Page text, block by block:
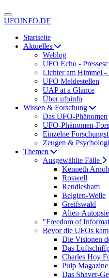
UFOINFO.DE
Startseite
Aktuelles
Weblog
UFO Echo -
Lichter am Himmel -
UFO Meldestellen
UAP at a Glance
Über ufoinfo
Wissen & Forschung
Das UFO-Phänomen
UFO-Phänomen-
Einzelne
Zeugen &
Themen
Ausgewählte Fälle
Kenneth
Roswell
Rendlesham
Belgien-Welle
Greifswald
Alien-
"Freedom of
Bevor die UFOs
Die Visionen
Das
Charles Hoy
Pulp Magazine
Das Shaver-